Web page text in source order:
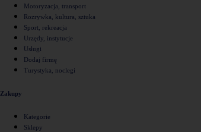
Motoryzacja, transport
Rozrywka, kultura, sztuka
Sport, rekreacja
Urzędy, instytucje
Usługi
Dodaj firmę
Turystyka, noclegi
Zakupy
Kategorie
Sklepy